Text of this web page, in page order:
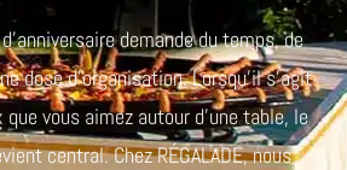
demande du temps, de
dose d’organisation. Lorsqu’il s’agit
vous aimez autour d’une table, le
central. Chez RÉGALADE, nous